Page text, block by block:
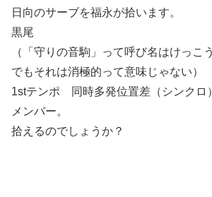
日向のサーブを福永が拾います。
黒尾
（「守りの音駒」って呼び名はけっこ
でもそれは消極的って意味じゃない）
1stテンポ 同時多発位置差（シンクロ
メンバー。
拾えるのでしょうか？